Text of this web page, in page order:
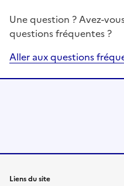
Une question ? Avez-
questions fréquentes ?
Aller aux questions
Liens du site